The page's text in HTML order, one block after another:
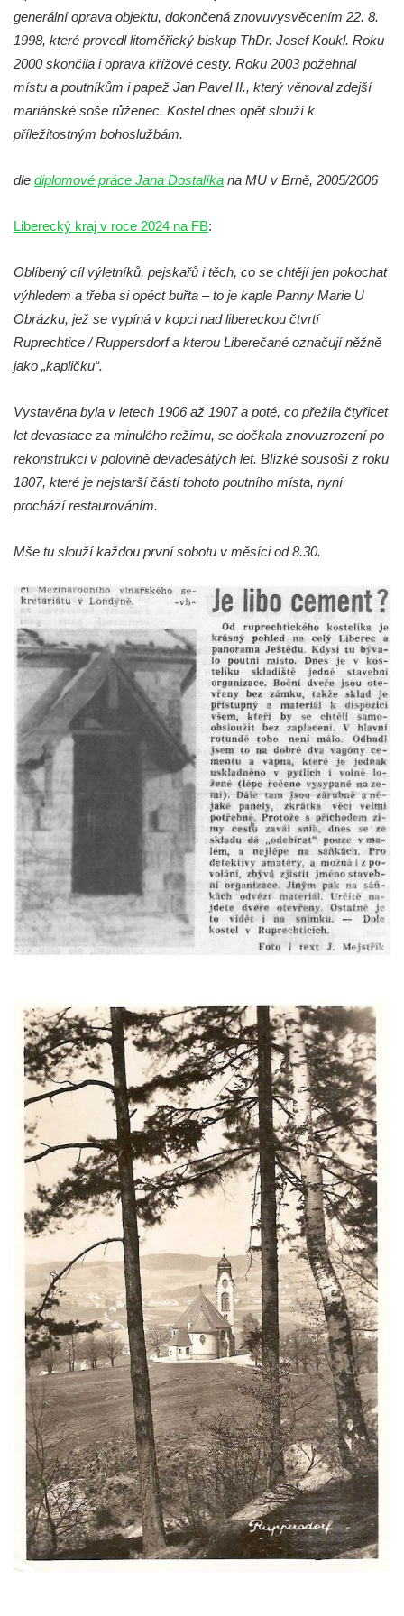
Márnice na hřbitově v Lužici
Kostel svatého Martina v Kozlech
Márnice na hřbitově v Kozlech
Vesnický kostel v Reinhardtsdorfu
Kaple v Oparnu
Crostau
Svitavě
Kostel svatého Vavřince v Okounově
Kostel svatých Petra a Pavla v Semilech
Kostel Nanebevzetí Panny Marie (St. Mariä
Kostel svaté Máří Magdaleny u hradu
Krasíkov
Kostel Zvěstování Panny Marie v Duchcově
v Duchcově
Evangelický kostel v Duchcově
Kostel svatých Petra a Pavla v Jeníkově
Kaple svaté Anny v Jeníkově
Kaple Panny Marie v Lahošti
Kaple svatého Jana Nepomuckého v
Kostel svatého Mikuláše v Mikulášovicích
Kaple Tří otců v Mikulášovicích
Kaple Matky Boží v Mikulášovicích
Kaple Andělů strážných (Fürleova kaple) v
Mikulášovicích
Balzerova kaple v Mikulášovicích
Kostel svatého Václava ve Šluknově
Klášterní kostel svatého Františka z Assisi v
Zákupech
Kaple svatého Josefa u Zákup
Kostel svatých Fabiána a Šebestiána v
Kostel svatého Havla v Kuřívodech
Kaple Krista v žaláři u kostela Nalezení
svatého Kříže ve Frýdlantu
Kostel Nalezení svatého Kříže ve Frýdlantu
Kostel Krista Spasitele ve Frýdlantu
Kaple Getsemanské zahrady na křížové
cestě na Křížovém vrchu ve Frýdlantu
Kaple Božího hrobu na Křížové cestě na
Křížovém vrchu ve Frýdlantu
Poustevna na Křížové cestě na Křížovém
vrchu ve Frýdlantu
Kostel svatého Jakuba Většího v Sokolově
Kostel Nanebevzetí Panny Marie ve
Slunečné
Kostel Jména Panny Marie v Sepekově
Kostel svatých Petra a Pavla v Růžové
generální oprava objektu, dokončená znovuvysvěcením 22. 8.
1998, které provedl litoměřický biskup ThDr. Josef Koukl. Roku
2000 skončila i oprava křížové cesty. Roku 2003 požehnal
místu a poutníkům i papež Jan Pavel II., který věnoval zdejší
mariánské soše růženec. Kostel dnes opět slouží k
příležitostným bohoslužbám.
dle diplomové práce Jana Dostalíka na MU v Brně, 2005/2006
Liberecký kraj v roce 2024 na FB:
Oblíbený cíl výletníků, pejskařů i těch, co se chtějí jen pokochat
výhledem a třeba si opéct buřta – to je kaple Panny Marie U
Obrázku, jež se vypíná v kopci nad libereckou čtvrtí
Ruprechtice / Ruppersdorf a kterou Liberečané označují něžně
jako „kapličku“.
Vystavěna byla v letech 1906 až 1907 a poté, co přežila čtyřicet
let devastace za minulého režimu, se dočkala znovuzrození po
rekonstrukci v polovině devadesátých let. Blízké sousoší z roku
1807, které je nejstarší částí tohoto poutního místa, nyní
prochází restaurováním.
Mše tu slouží každou první sobotu v měsíci od 8.30.